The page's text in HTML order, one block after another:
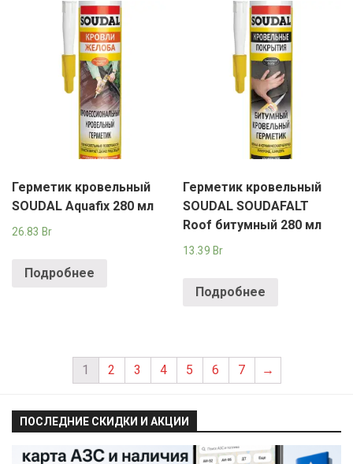
Герметик кровельный
SOUDAL Aquafix 280 мл
26.83 Br
Подробнее
Герметик кровельный
SOUDAL SOUDAFALT
Roof битумный 280 мл
13.39 Br
Подробнее
1 2 3 4 5 6 7 →
ПОСЛЕДНИЕ СКИДКИ И АКЦИИ